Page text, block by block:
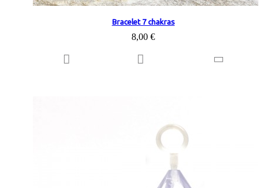
Bracelet 7 chakras
8,00 €